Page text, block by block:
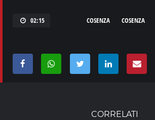
02:15 COSENZA
COSENZA
CORRELATI